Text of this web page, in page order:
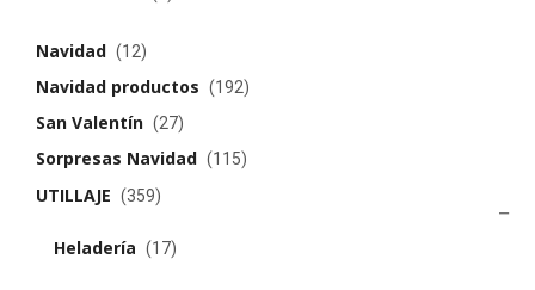
Navidad (12)
Navidad productos (192)
San Valentín (27)
Sorpresas Navidad (115)
UTILLAJE (359)
Heladería (17)